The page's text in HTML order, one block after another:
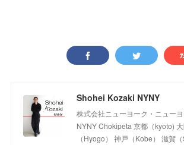
Shohei Kozaki NYNY
株式会社ニューヨーク・ニュー
NYNY Chokipeta 京都（kyoto)
（Hyogo） 神戸（Kobe） 滋賀